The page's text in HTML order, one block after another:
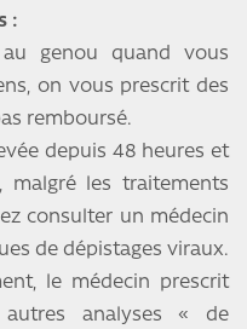
:
genou quand vous
on vous prescrit des
remboursé.
depuis 48 heures et
malgré les traitements
consulter un médecin
de dépistages viraux.
le médecin prescrit
autres analyses « de